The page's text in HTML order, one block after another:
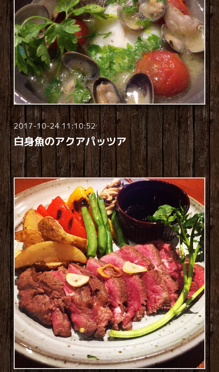
2017-10-24 11:10:52
白身魚のアクアパッツア